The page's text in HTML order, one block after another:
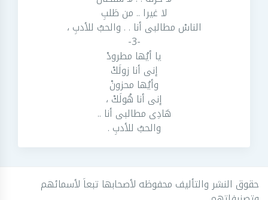
لا غيرا .. من طَلبِ
الناسْ مطالبى أنا . . والحبُ للأدبِ ،
-3-
يا أيُها مطرودْ
إنى أنا زولَكْ
وأيُها محزونْ
إنى أنا هُولَكْ ،
هَادِى مطالبى أنا ..
والحبُ للأدبِ .
حقوق النشر والتأليف محفوظه لأصحابها تبعاَ لأسمائهم